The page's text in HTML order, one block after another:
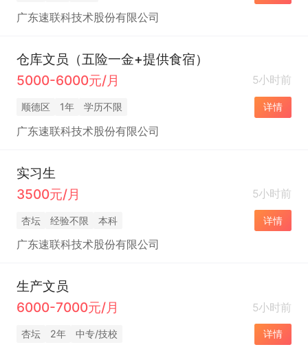
广东速联科技术股份有限公司
仓库文员（五险一金+提供食宿）
5000-6000元/月
5小时前
顺德区 1年 学历不限 详情
广东速联科技术股份有限公司
实习生
3500元/月
5小时前
杏坛 经验不限 本科 详情
广东速联科技术股份有限公司
生产文员
6000-7000元/月
5小时前
杏坛 2年 中专/技校 详情